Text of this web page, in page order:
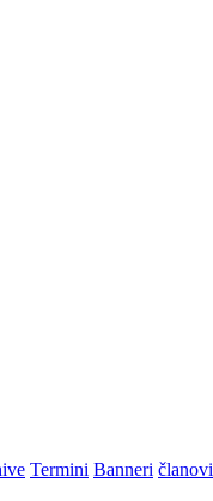
Termini Banneri članovi